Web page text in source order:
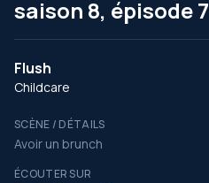
saison 8, épisode 7
Flush
Childcare
SCÈNE / DÉTAILS
Avoir un brunch
ÉCOUTER SUR